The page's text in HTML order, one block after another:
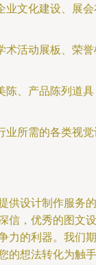
业文化建设、展会
术活动展板、荣誉
陈、产品陈列道具
业所需的各类视觉
供设计制作服务的
信，优秀的图文设
力的利器。我们期
的想法转化为触手